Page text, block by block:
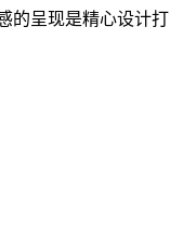
的呈现是精心设计打